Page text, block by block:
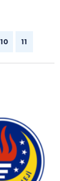
10 11